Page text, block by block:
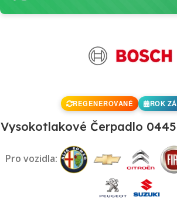
REGENEROVANÉ ROK
Vysokotlakové Čerpadlo
Pro vozidla: